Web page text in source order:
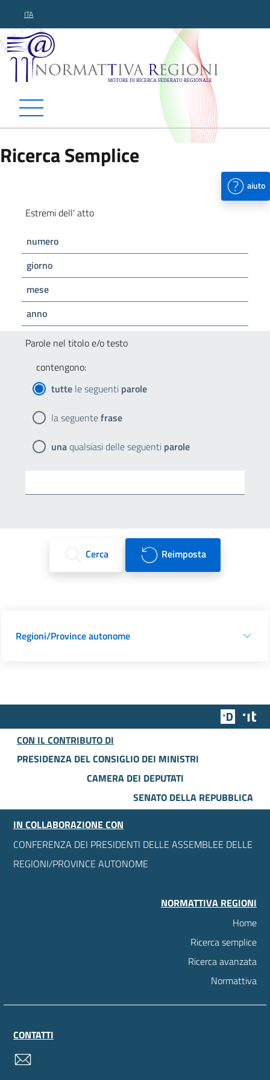
ITA
Normattiva Regioni -
Ricerca Semplice
aiuto
Estremi dell' atto
numero
giorno
mese
anno
Parole nel titolo e/o testo
contengono:
tutte le seguenti parole
la seguentefrase
unaqualsiasi delle seguenti parole
Cerca Reimposta
Regioni/Province autonome
Team
CON IL CONTRIBUTO DI
PRESIDENZA DEL CONSIGLIO DEI MINISTRI
CAMERA DEI DEPUTATI
SENATO DELLA REPUBBLICA
IN COLLABORAZIONE CON
CONFERENZA DEI PRESIDENTI DELLE ASSEMBLEE DELLE
REGIONI/PROVINCE AUTONOME
NORMATTIVA REGIONI
Home
Ricerca semplice
Ricerca avanzata
Normattiva
CONTATTI